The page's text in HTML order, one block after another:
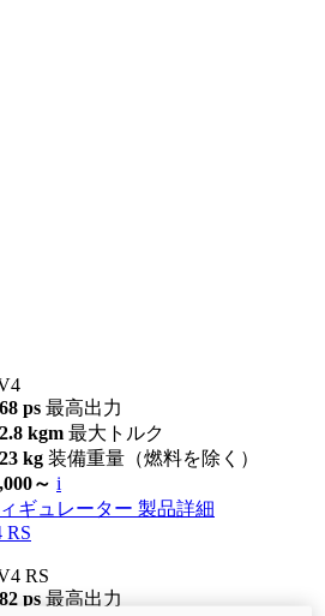
ps 最高出力
kgm 最大トルク
kg 装備重量（燃料を除く）
～ i
ギュレーター 製品詳細
RS
RS
ps 最高出力